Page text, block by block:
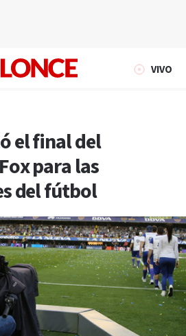
VIVO
el final del
para las
del fútbol